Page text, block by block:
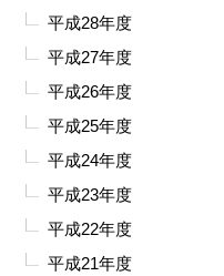
平成28年度
平成27年度
平成26年度
平成25年度
平成24年度
平成23年度
平成22年度
平成21年度